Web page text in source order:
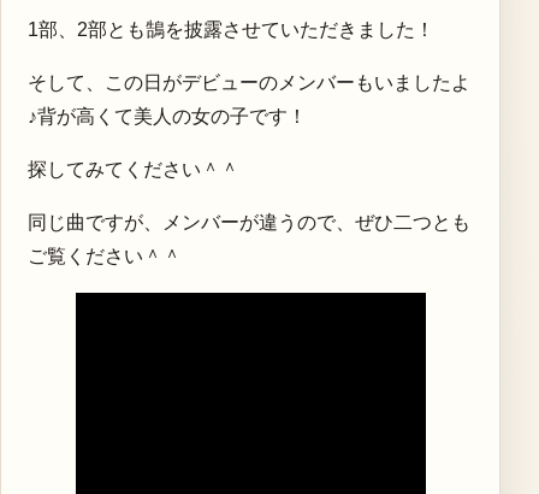
1部、2部とも鵠を披露させていただきました！
そして、この日がデビューのメンバーもいましたよ
♪背が高くて美人の女の子です！
探してみてください＾＾
同じ曲ですが、メンバーが違うので、ぜひ二つとも
ご覧ください＾＾